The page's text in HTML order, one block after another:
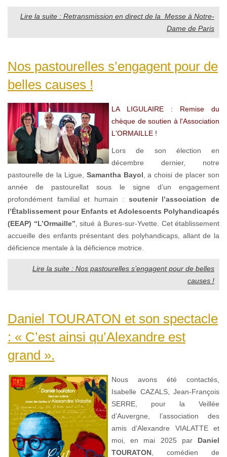
Lire la suite : Retransmission en direct de la Messe à Notre-
Dame de Paris
Nos pastourelles s’engagent pour de
belles causes !
LA LIGULAIRE : Remise du
chèque de soutien à l'Association
L'ORMAILLE !
Lors de son élection en
décembre dernier, notre
pastourelle de la Ligue, Samantha Bayol , a choisi de placer son
année de pastourellat sous le signe d’un engagement
profondément familial et humain : soutenir l’association de
l’Établissement pour Enfants et Adolescents Polyhandicapés
(EEAP) “L’Ormaille” , situé à Bures-sur-Yvette. Cet établissement
accueille des enfants présentant des polyhandicaps, allant de la
déficience mentale à la déficience motrice.
Lire la suite : Nos pastourelles s’engagent pour de belles
causes !
Daniel TOURATON et son spectacle
: « C’est ainsi qu’Alexandre est
grand ».
Nous avons été contactés,
Isabelle CAZALS, Jean-François
SERRE, pour la Veillée
d’Auvergne, l’association des
amis d’Alexandre VIALATTE et
moi, en mai 2025 par Daniel
TOURATON , comédien de